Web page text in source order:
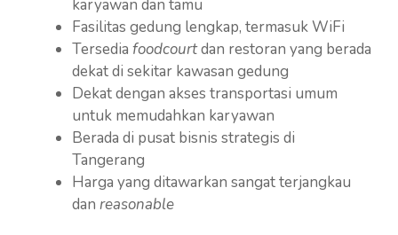
karyawan dan tamu
Fasilitas gedung lengkap, termasuk WiFi
Tersedia foodcourtdan restoran yang berada
dekat di sekitar kawasan gedung
Dekat dengan akses transportasi umum
untuk memudahkan karyawan
Berada di pusat bisnis strategis di
Tangerang
Harga yang ditawarkan sangat terjangkau
dan reasonable